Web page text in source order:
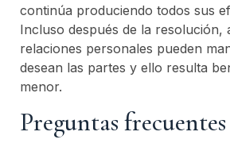
continúa produciendo todos sus
Incluso después de la resolución,
relaciones personales pueden
desean las partes y ello resulta
menor.
Preguntas frecuentes